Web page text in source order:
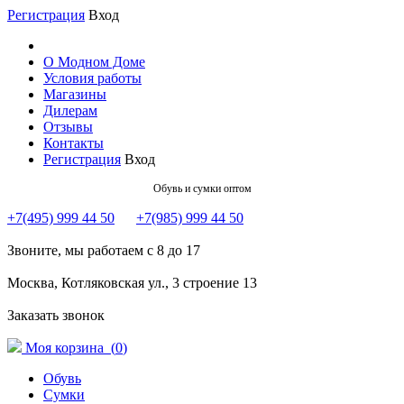
Регистрация Вход
О Модном Доме
Условия работы
Магазины
Дилерам
Отзывы
Контакты
Регистрация Вход
Обувь и сумки оптом
+7(495) 999 44 50 +7(985) 999 44 50
Звоните, мы работаем с 8 до 17
Москва, Котляковская ул., 3 строение 13
Заказать звонок
Моя корзина (0)
Обувь
Сумки